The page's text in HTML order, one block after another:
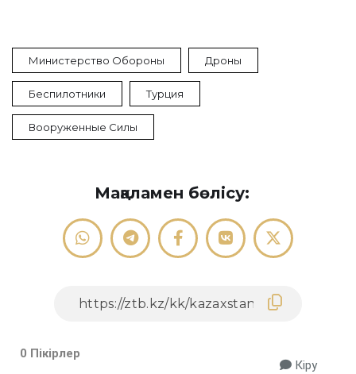
Министерство Обороны Дроны
Беспилотники Турция
Вооруженные Силы
Мақаламен бөлісу:
0 Пікірлер
Кіру